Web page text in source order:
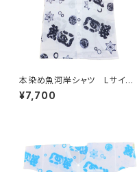
本染め魚河岸シャツ Lサイ
ズ 認定証付き 木綿晒 涼麻
柄 白×紺 日本製 注染そ
¥7,700